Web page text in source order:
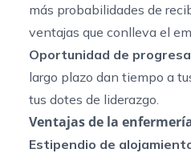
más probabilidades de
ventajas que conlleva el
Oportunidad de
largo plazo dan tiempo a
tus dotes de liderazgo.
Ventajas de la
Estipendio de